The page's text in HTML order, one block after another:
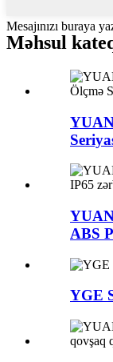
Mesajınızı buraya
Məhsul
ABS
YGE